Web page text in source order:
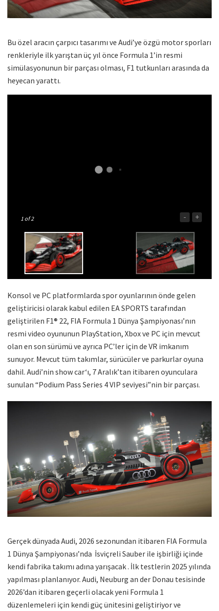
Bu özel aracın çarpıcı tasarımı ve Audi’ye özgü motor sporları
renkleriyle ilk yarıştan üç yıl önce Formula 1’in resmi
simülasyonunun bir parçası olması, F1 tutkunları arasında da
heyecan yarattı.
1 of 2 - +
Konsol ve PC platformlarda spor oyunlarının önde gelen
geliştiricisi olarak kabul edilen EA SPORTS tarafından
geliştirilen F1® 22, FIA Formula 1 Dünya Şampiyonası’nın
resmi video oyununun PlayStation, Xbox ve PC için mevcut
olan en son sürümü ve ayrıca PC’ler için de VR imkanım
sunuyor. Mevcut tüm takımlar, sürücüler ve parkurlar oyuna
dahil. Audi’nin show car‘ı, 7 Aralık’tan itibaren oyunculara
sunulan “Podium Pass Series 4 VIP seviyesi”nin bir parçası.
Gerçek dünyada Audi, 2026 sezonundan itibaren FIA Formula
1 Dünya Şampiyonası’nda İsviçreli Sauber ile işbirliği içinde
kendi fabrika takımı adına yarışacak . İlk testlerin 2025 yılında
yapılması planlanıyor. Audi, Neuburg an der Donau tesisinde
2026’dan itibaren geçerli olacak yeni Formula 1
düzenlemeleri için kendi güç ünitesini geliştiriyor ve